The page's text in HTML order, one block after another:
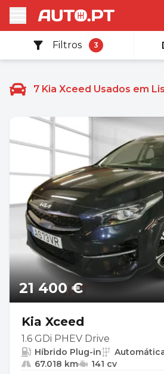
Filtros 3
7 Kia Xceed Usados em
21 400 €
Kia Xceed
1.6 GDi PHEV Drive
Híbrido Plug-in
67.018 km
141 cv